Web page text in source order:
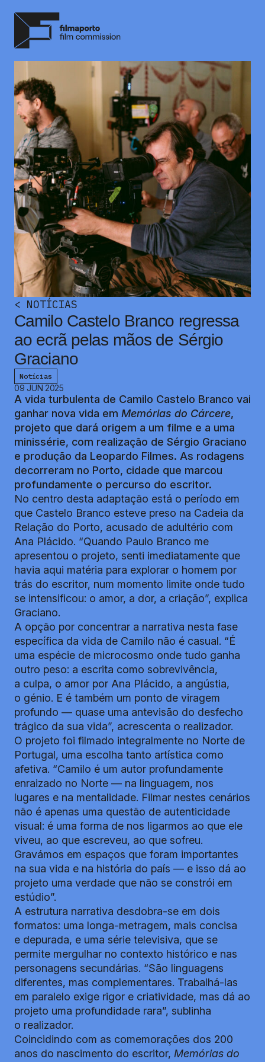
< NOTÍCIAS
Camilo Castelo Branco regressa
ao ecrã pelas mãos de Sérgio
Graciano
Notícias
09 JUN 2025
A vida turbulenta de Camilo Castelo Branco vai
ganhar nova vida em Memórias do Cárcere,
projeto que dará origem a um filme e a uma
minissérie, com realização de Sérgio Graciano
e produção da Leopardo Filmes. As rodagens
decorreram no Porto, cidade que marcou
profundamente o percurso do escritor.
No centro desta adaptação está o período em
que Castelo Branco esteve preso na Cadeia da
Relação do Porto, acusado de adultério com
Ana Plácido. “Quando Paulo Branco me
apresentou o projeto, senti imediatamente que
havia aqui matéria para explorar o homem por
trás do escritor, num momento limite onde tudo
se intensificou: o amor, a dor, a criação”, explica
Graciano.
A opção por concentrar a narrativa nesta fase
específica da vida de Camilo não é casual. “É
uma espécie de microcosmo onde tudo ganha
outro peso: a escrita como sobrevivência,
a culpa, o amor por Ana Plácido, a angústia,
o génio. E é também um ponto de viragem
profundo — quase uma antevisão do desfecho
trágico da sua vida”, acrescenta o realizador.
O projeto foi filmado integralmente no Norte de
Portugal, uma escolha tanto artística como
afetiva. “Camilo é um autor profundamente
enraizado no Norte — na linguagem, nos
lugares e na mentalidade. Filmar nestes cenários
não é apenas uma questão de autenticidade
visual: é uma forma de nos ligarmos ao que ele
viveu, ao que escreveu, ao que sofreu.
Gravámos em espaços que foram importantes
na sua vida e na história do país — e isso dá ao
projeto uma verdade que não se constrói em
estúdio”.
A estrutura narrativa desdobra-se em dois
formatos: uma longa-metragem, mais concisa
e depurada, e uma série televisiva, que se
permite mergulhar no contexto histórico e nas
personagens secundárias. “São linguagens
diferentes, mas complementares. Trabalhá-las
em paralelo exige rigor e criatividade, mas dá ao
projeto uma profundidade rara”, sublinha
o realizador.
Coincidindo com as comemorações dos 200
anos do nascimento do escritor, Memórias do